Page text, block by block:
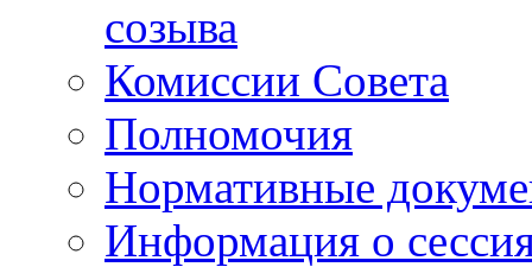
созыва
Комиссии Совета
Полномочия
Нормативные
Информация о